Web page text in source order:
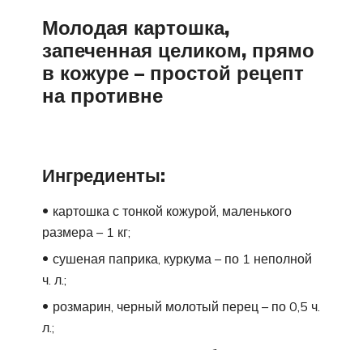
Молодая картошка,
запеченная целиком, прямо
в кожуре – простой рецепт
на противне
Ингредиенты:
картошка с тонкой кожурой, маленького
размера – 1 кг;
сушеная паприка, куркума – по 1 неполной
ч. л.;
розмарин, черный молотый перец – по 0,5 ч.
л.;